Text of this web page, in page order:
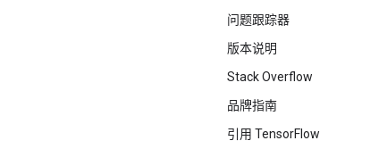
问题跟踪器
版本说明
Stack Overflow
品牌指南
引用 TensorFlow